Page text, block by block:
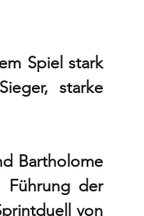
Spiel stark
starke
Bartholome
Führung der
von